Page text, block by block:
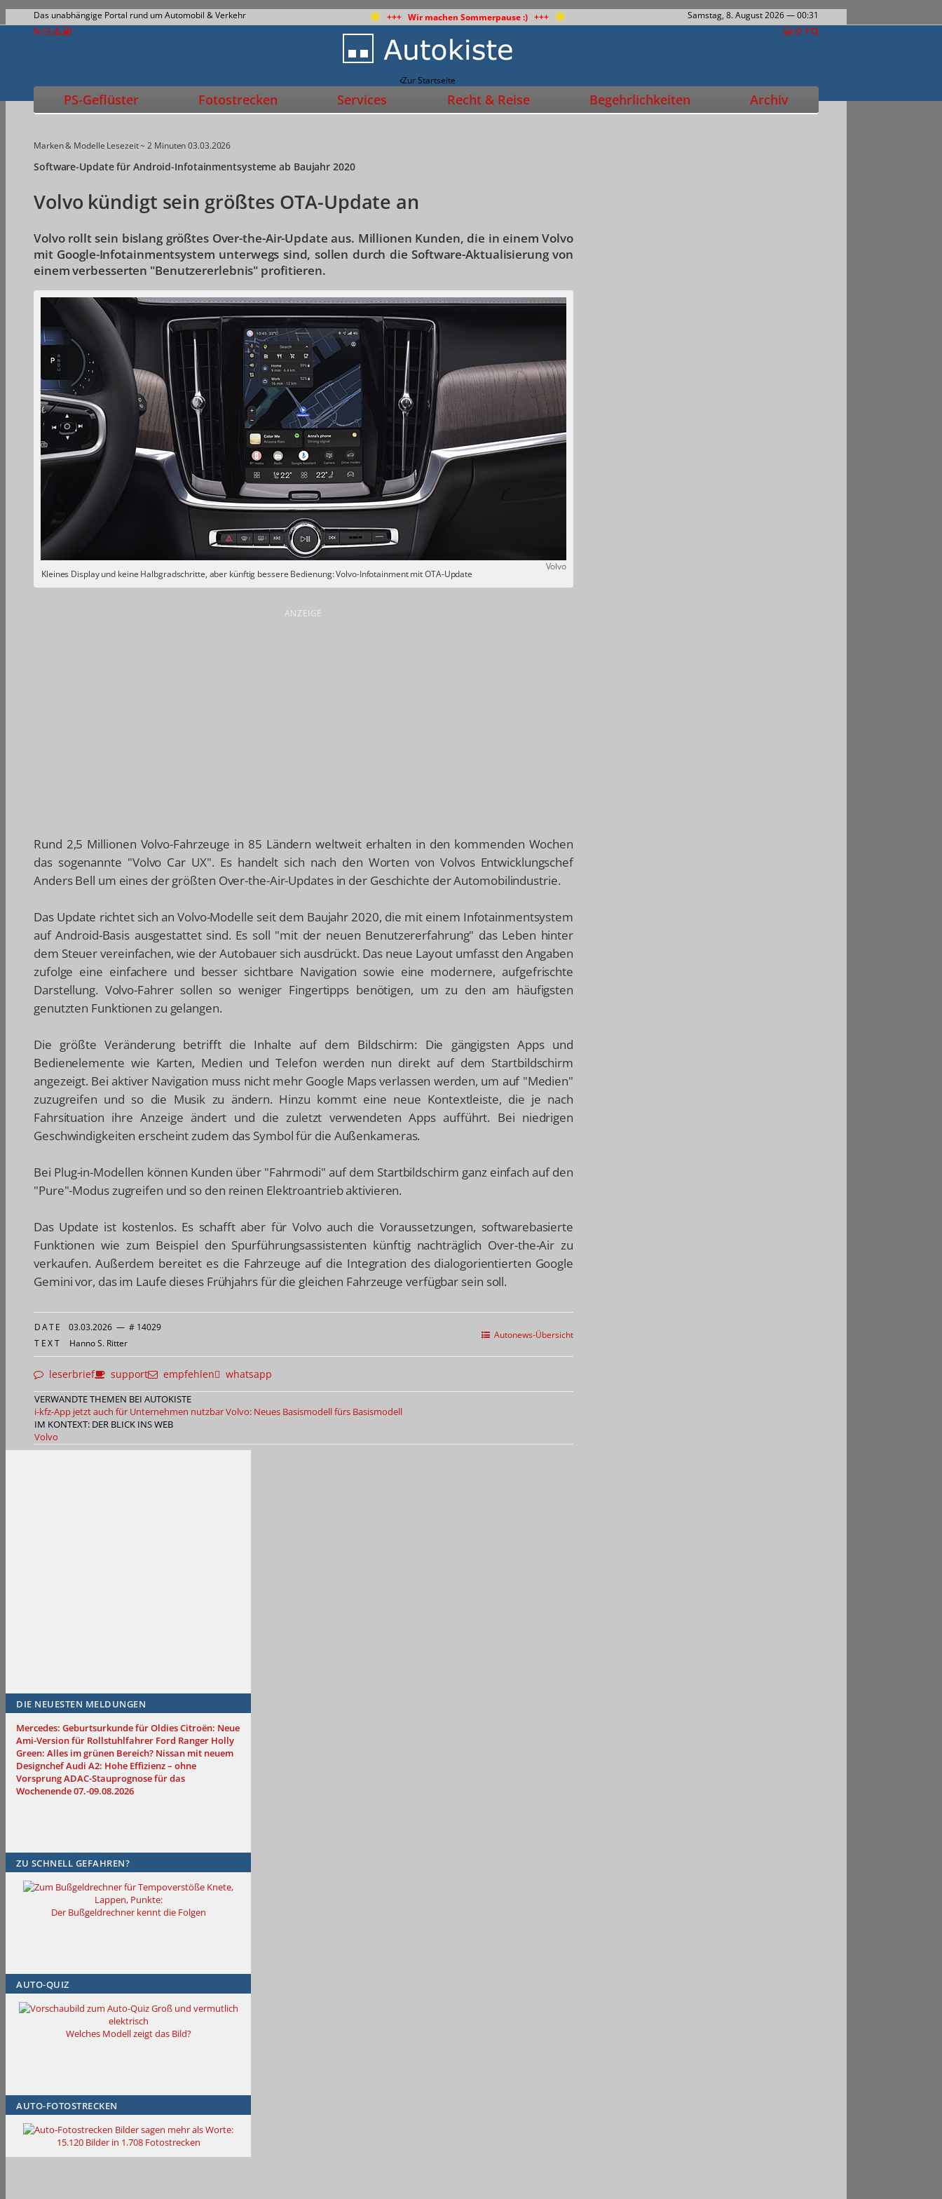
Das unabhängige Portal rund um Automobil & Verkehr +++ Wir machen Sommerpause :) +++ Samstag, 8. August 2026— 00:31
Zur Startseite
PS-Geflüster Fotostrecken Services Recht & Reise Begehrlichkeiten Archiv
Marken & Modelle Lesezeit ~ 2 Minuten03.03.2026
Software-Update für Android-Infotainmentsysteme ab Baujahr 2020
Volvo kündigt sein größtes OTA-Update an
Volvo rollt sein bislang größtes Over-the-Air-Update aus. Millionen Kunden, die in einem Volvo
mit Google-Infotainmentsystem unterwegs sind, sollen durch die Software-Aktualisierung von
einem verbesserten "Benutzererlebnis" profitieren.
Volvo
Kleines Display und keine Halbgradschritte, aber künftig bessere Bedienung: Volvo-Infotainment mit OTA-Update
ANZEIGE
Rund 2,5 Millionen Volvo-Fahrzeuge in 85 Ländern weltweit erhalten in den kommenden Wochen
das sogenannte "Volvo Car UX". Es handelt sich nach den Worten von Volvos Entwicklungschef
Anders Bell um eines der größten Over-the-Air-Updates in der Geschichte der Automobilindustrie.
Das Update richtet sich an Volvo-Modelle seit dem Baujahr 2020, die mit einem Infotainmentsystem
auf Android-Basis ausgestattet sind. Es soll "mit der neuen Benutzererfahrung" das Leben hinter
dem Steuer vereinfachen, wie der Autobauer sich ausdrückt. Das neue Layout umfasst den Angaben
zufolge eine einfachere und besser sichtbare Navigation sowie eine modernere, aufgefrischte
Darstellung. Volvo-Fahrer sollen so weniger Fingertipps benötigen, um zu den am häufigsten
genutzten Funktionen zu gelangen.
Die größte Veränderung betrifft die Inhalte auf dem Bildschirm: Die gängigsten Apps und
Bedienelemente wie Karten, Medien und Telefon werden nun direkt auf dem Startbildschirm
angezeigt. Bei aktiver Navigation muss nicht mehr Google Maps verlassen werden, um auf "Medien"
zuzugreifen und so die Musik zu ändern. Hinzu kommt eine neue Kontextleiste, die je nach
Fahrsituation ihre Anzeige ändert und die zuletzt verwendeten Apps aufführt. Bei niedrigen
Geschwindigkeiten erscheint zudem das Symbol für die Außenkameras.
Bei Plug-in-Modellen können Kunden über "Fahrmodi" auf dem Startbildschirm ganz einfach auf den
"Pure"-Modus zugreifen und so den reinen Elektroantrieb aktivieren.
Das Update ist kostenlos. Es schafft aber für Volvo auch die Voraussetzungen, softwarebasierte
Funktionen wie zum Beispiel den Spurführungsassistenten künftig nachträglich Over-the-Air zu
verkaufen. Außerdem bereitet es die Fahrzeuge auf die Integration des dialogorientierten Google
Gemini vor, das im Laufe dieses Frühjahrs für die gleichen Fahrzeuge verfügbar sein soll.
Autonews-Übersicht
DATE 03.03.2026 — # 14029
TEXT Hanno S. Ritter
leserbrief support empfehlen whatsapp
VERWANDTE THEMEN BEI AUTOKISTE
i-kfz-App jetzt auch für Unternehmen nutzbarVolvo: Neues Basismodell fürs Basismodell
IM KONTEXT: DER BLICK INS WEB
Volvo
DIE NEUESTEN MELDUNGEN
Mercedes: Geburtsurkunde für OldiesCitroën: Neue
Ami-Version für Rollstuhlfahrer Ford Ranger Holly
Green: Alles im grünen Bereich? Nissan mit neuem
DesignchefAudi A2: Hohe Effizienz – ohne
VorsprungADAC-Stauprognose für das
Wochenende 07.-09.08.2026
ZU SCHNELL GEFAHREN?
Knete,
Lappen, Punkte:
Der Bußgeldrechner kennt die Folgen
AUTO-QUIZ
Groß und vermutlich
elektrisch
Welches Modell zeigt das Bild?
AUTO-FOTOSTRECKEN
Bilder sagen mehr als Worte:
15.120 Bilder in 1.708 Fotostrecken